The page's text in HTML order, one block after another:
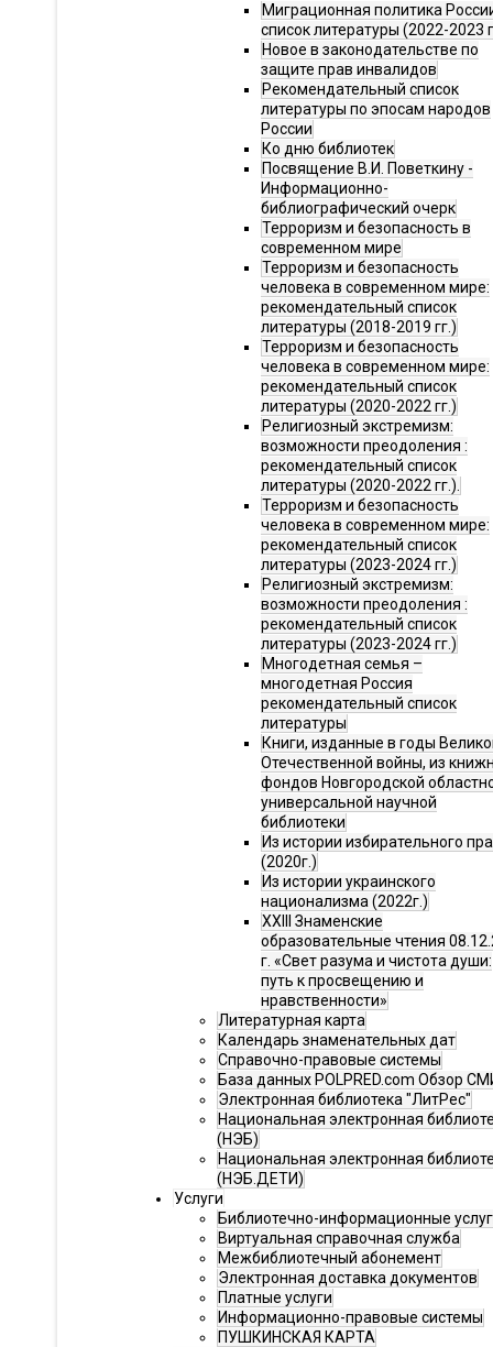
Миграционная политика
список литературы (2022-2023
Новое в законодательстве по
защите прав инвалидов
Рекомендательный список
литературы по эпосам народов
России
Ко дню библиотек
Посвящение В.И. Поветкину -
Информационно-
библиографический очерк
Терроризм и безопасность в
современном мире
Терроризм и безопасность
человека в современном мире:
рекомендательный список
литературы (2018-2019 гг.)
Терроризм и безопасность
человека в современном мире:
рекомендательный список
литературы (2020-2022 гг.)
Религиозный экстремизм:
возможности преодоления :
рекомендательный список
литературы (2020-2022 гг.).
Терроризм и безопасность
человека в современном мире:
рекомендательный список
литературы (2023-2024 гг.)
Религиозный экстремизм:
возможности преодоления :
рекомендательный список
литературы (2023-2024 гг.)
Многодетная семья –
многодетная Россия
рекомендательный список
литературы
Книги, изданные в годы
Отечественной войны, из
фондов Новгородской
универсальной научной
библиотеки
Из истории избирательного
(2020г.)
Из истории украинского
национализма (2022г.)
XXIII Знаменские
образовательные чтения
г. «Свет разума и чистота души:
путь к просвещению и
нравственности»
Литературная карта
Календарь знаменательных дат
Справочно-правовые системы
База данных POLPRED.com Обзор
Электронная библиотека "ЛитРес"
Национальная электронная
(НЭБ)
Национальная электронная
(НЭБ.ДЕТИ)
Услуги
Библиотечно-информационные
Виртуальная справочная служба
Межбиблиотечный абонемент
Электронная доставка документов
Платные услуги
Информационно-правовые системы
ПУШКИНСКАЯ КАРТА